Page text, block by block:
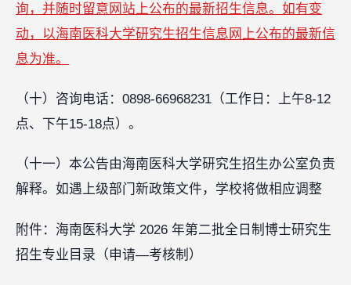
询，并随时留意网站上公布的最新招生信息。如有变
动，以海南医科大学研究生招生信息网上公布的最新信
息为准。
（十）咨询电话：0898-66968231（工作日：上午8-12
点、下午15-18点）。
（十一）本公告由海南医科大学研究生招生办公室负责
解释。如遇上级部门新政策文件，学校将做相应调整
附件：海南医科大学 2026 年第二批全日制博士研究生
招生专业目录（申请—考核制）